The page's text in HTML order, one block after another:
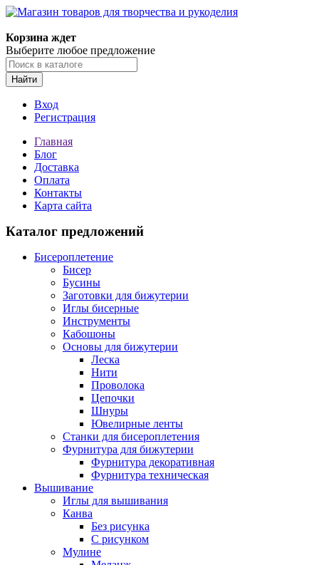
Корзина ждет
Выберите любое предложение
Найти
Вход
Регистрация
Главная
Блог
Доставка
Оплата
Контакты
Карта сайта
Каталог предложений
Бисероплетение
Бисер
Бусины
Заготовки для бижутерии
Иглы бисерные
Инструменты
Кабошоны
Основы для бижутерии
Леска
Нити
Проволока
Цепочки
Шнуры
Ювелирные ленты
Станки для бисероплетения
Фурнитура для бижутерии
Фурнитура декоративная
Фурнитура техническая
Вышивание
Иглы для вышивания
Канва
Без рисунка
С рисунком
Мулине